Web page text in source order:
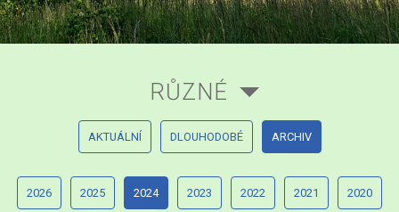
RŮZNÉ
AKTUÁLNÍ DLOUHODOBÉ ARCHIV
2026 2025 2024 2023 2022 2021 2020